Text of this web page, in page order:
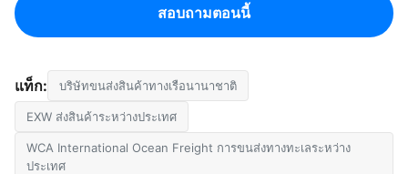
สอบถามตอนนี้
แท็ก: บริษัทขนส่งสินค้าทางเรือนานาชาติ
EXW ส่งสินค้าระหว่างประเทศ
WCA International Ocean Freight การขนส่งทางทะเลระหว่าง
ประเทศ